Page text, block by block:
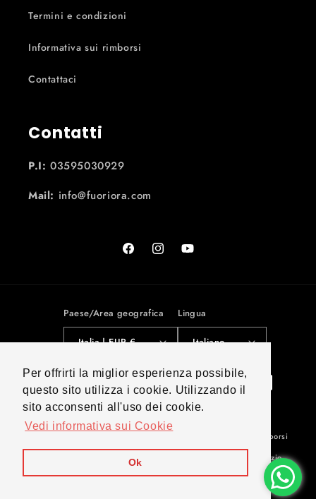
Per offrirti la miglior esperienza possibile,
questo sito utilizza i cookie. Utilizzando il
sito acconsenti all'uso dei cookie.
Vedi informativa sui Cookie
Ok
Termini e condizioni
Informativa sui rimborsi
Contattaci
Contatti
P.I: 03595030929
Mail: info@fuoriora.com
FacebookInstagramYouTube
Paese/Area geografica
Italia | EUR €
Lingua
Italiano
Metodi
di
pagamento
Informativa sui rimborsi
Informativa sulla privacy
Termini e condizioni del servizio
Informativa sulle spedizioni
Informativa legale